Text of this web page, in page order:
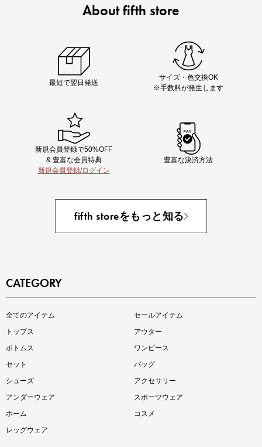
即戦力アイテム続々対象
About fifth store
最短で翌日発送
サイズ・色交換OK
※手数料が発生します
新規会員登録で50%OFF
& 豊富な会員特典
新規会員登録/ログイン
豊富な決済方法
fifth storeをもっと知る
CATEGORY
全てのアイテム
セールアイテム
トップス
アウター
ボトムス
ワンピース
セット
バッグ
シューズ
アクセサリー
アンダーウェア
スポーツウェア
ホーム
コスメ
レッグウェア